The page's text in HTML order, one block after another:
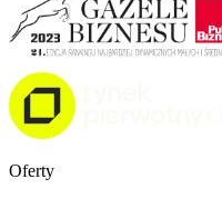
Oferty